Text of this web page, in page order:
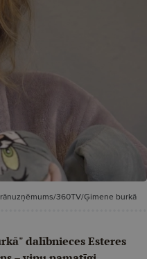
360TV/Ģimene burkā
dalībnieces Esteres